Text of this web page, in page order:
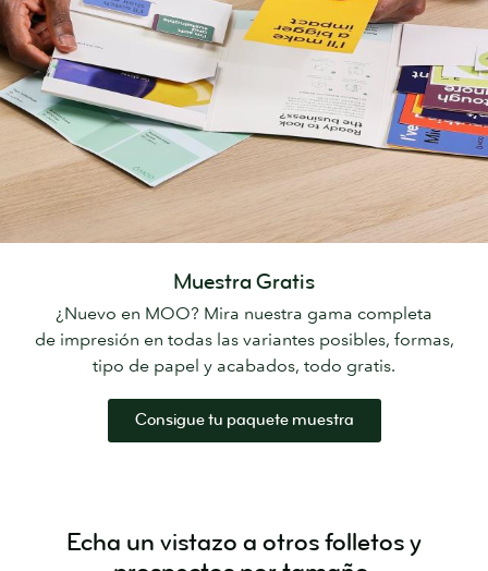
Muestra Gratis
¿Nuevo en MOO? Mira nuestra gama completa
de impresión en todas las variantes posibles, formas,
tipo de papel y acabados, todo gratis.
Consigue tu paquete muestra
Echa un vistazo a otros folletos y